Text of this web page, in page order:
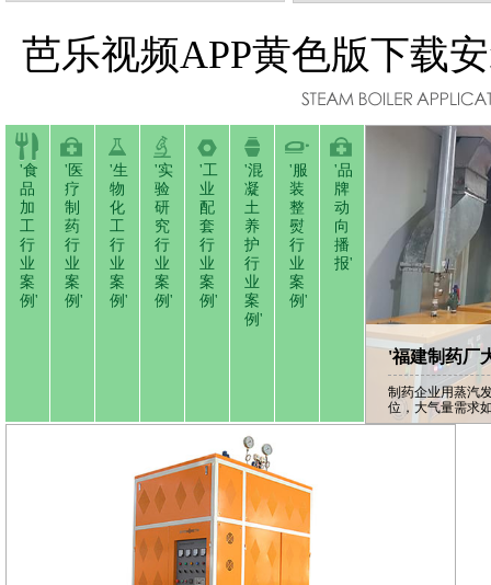
芭乐视频APP黄色版下载
'食
品
加
工
行
业
案
例'
'医
疗
制
药
行
业
案
例'
'生
物
化
工
行
业
案
例'
'实
验
研
究
行
业
案
例'
'工
业
配
套
行
业
案
例'
'混
凝
土
养
护
行
业
案
例'
'服
装
整
熨
行
业
案
例'
'品
牌
动
向
播
报'
'福建制药厂
制药企业用蒸汽发
位，大气量需